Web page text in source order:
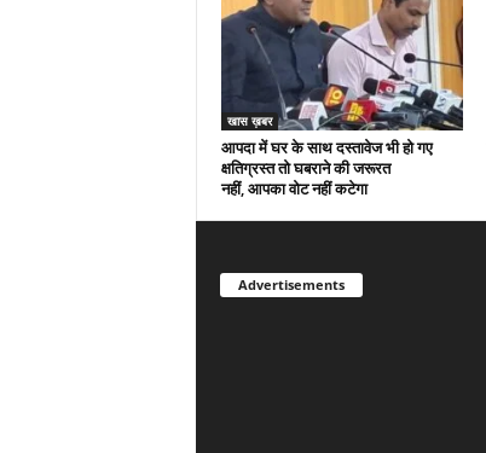
खास ख़बर
आपदा में घर के साथ दस्तावेज भी हो गए
क्षतिग्रस्त तो घबराने की जरूरत
नहीं, आपका वोट नहीं कटेगा
Advertisements